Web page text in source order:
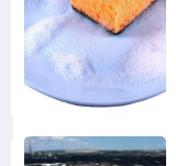
Снимка:
Пиксабей